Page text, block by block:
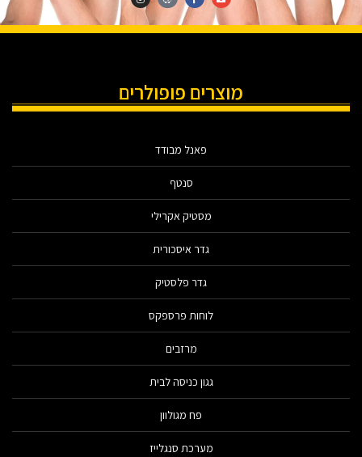
מוצרים פופולרים
פאנל מבודד
סנטף
מסטיק אקרילי
גדר איסכורית
גדר פלסטיק
לוחות פרספקס
מרזבים
גגון כניסה לבית
פח מגולוון
מערכת סנגלייז